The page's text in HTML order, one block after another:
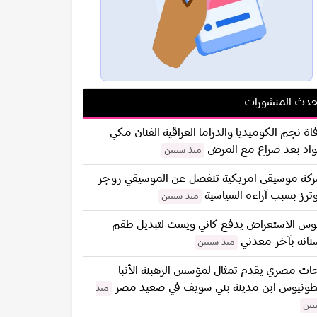
المنشورات
نجم الكوميديا والدراما العراقية الفنان مكي
بعد صراع مع المرض
منذ سنتين
موسيقى امريكية تنفصل عن الموسيقي روجر
بسبب آراءه السياسية
منذ سنتين
الاستعراض يدفع كاني ويست لتبديل طقم
بآخر معدني
منذ سنتين
مصري يقدم تمثال لمؤسس الرهبنة الأنبا
ابن مدينة بني سويف في صعيد مصر
منذ